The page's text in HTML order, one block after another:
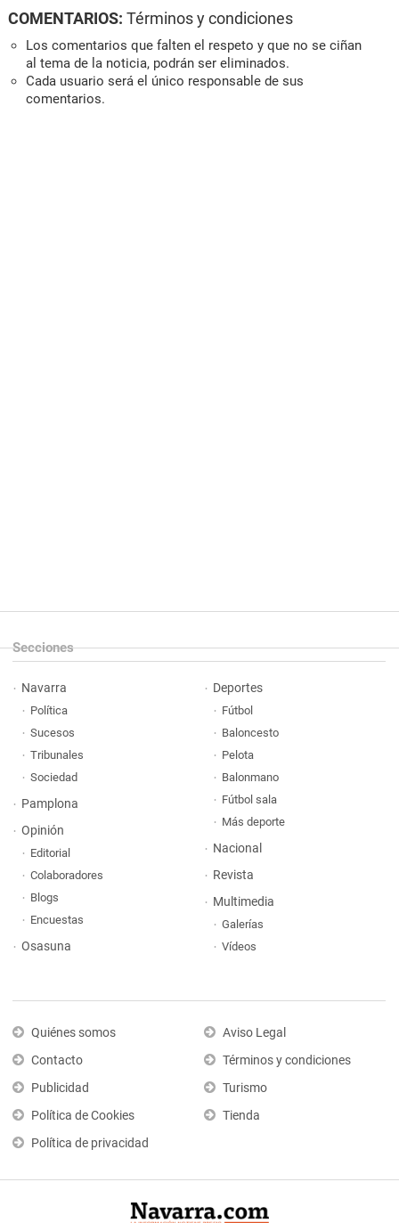
COMENTARIOS: Términos y condiciones
Los comentarios que falten el respeto y que no se ciñan
al tema de la noticia, podrán ser eliminados.
Cada usuario será el único responsable de sus
comentarios.
Secciones
Navarra
Política
Sucesos
Tribunales
Sociedad
Pamplona
Opinión
Editorial
Colaboradores
Blogs
Encuestas
Osasuna
Deportes
Fútbol
Baloncesto
Pelota
Balonmano
Fútbol sala
Más deporte
Nacional
Revista
Multimedia
Galerías
Vídeos
Quiénes somos
Contacto
Publicidad
Política de Cookies
Política de privacidad
Aviso Legal
Términos y condiciones
Turismo
Tienda